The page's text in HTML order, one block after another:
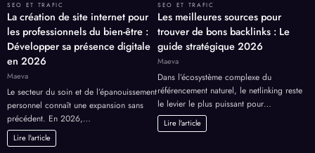
SEO ET TRAFIC
La création de site internet pour
les professionnels du bien-être :
Développer sa présence digitale
en 2026
Maeva
Le secteur du soin et de l’épanouissement
personnel connaît une expansion sans
précédent. En 2026,…
Lire l'article
SEO ET TRAFIC
Les meilleures sources pour
trouver de bons backlinks : Le
guide stratégique 2026
Maeva
Dans l’écosystème complexe du
référencement naturel, le netlinking reste
le levier le plus puissant pour…
Lire l'article